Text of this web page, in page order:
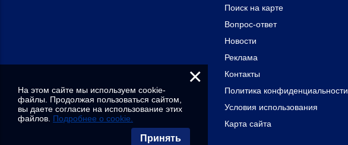
Поиск на карте
Вопрос-ответ
Новости
Реклама
Контакты
Политика конфиденциальности
Условия использования
Карта сайта
×
На этом сайте мы используем cookie-
файлы. Продолжая пользоваться сайтом,
вы даете согласие на использование этих
файлов. Подробнее о cookie.
Принять